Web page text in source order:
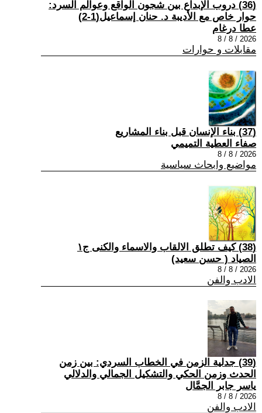
(36) دروب الإبداع بين شجون الواقع وعوالم السرد:
حوار خاص مع الأديبة د. حنان إسماعيل(1-2)
عطا درغام
2026 / 8 / 8
مقابلات و حوارات
(37) بناء الإنسان قبل بناء المشاريع
صفاء العطية التميمي
2026 / 8 / 8
مواضيع وابحاث سياسية
(38) كيف تطلق الالقاب والاسماء والكنى ج١
الصياد ‏( حسن سعيد‏)
2026 / 8 / 8
الادب والفن
(39) جدلية الزمن في الخطاب السردي: بين زمن
الحدث وزمن الحكي والتشكيل الجمالي والدلالي
ياسر جابر الجمَّال
2026 / 8 / 8
الادب والفن